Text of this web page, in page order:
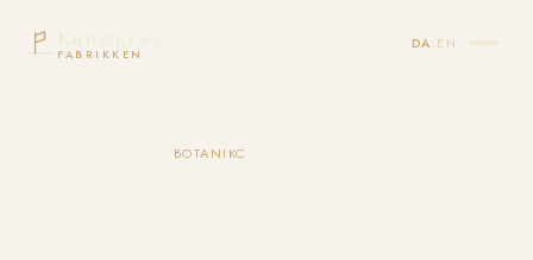
FABRIKKEN
DA EN
BOTANIKC